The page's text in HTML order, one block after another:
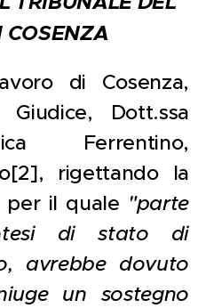
COSENZA
di Cosenza,
Dott.ssa
Ferrentino,
rigettando la
per il quale "parte
di stato di
avrebbe dovuto
un sostegno